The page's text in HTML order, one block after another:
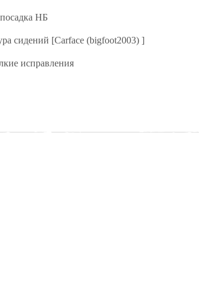
НБ
сидений [Carface (bigfoot2003) ]
исправления